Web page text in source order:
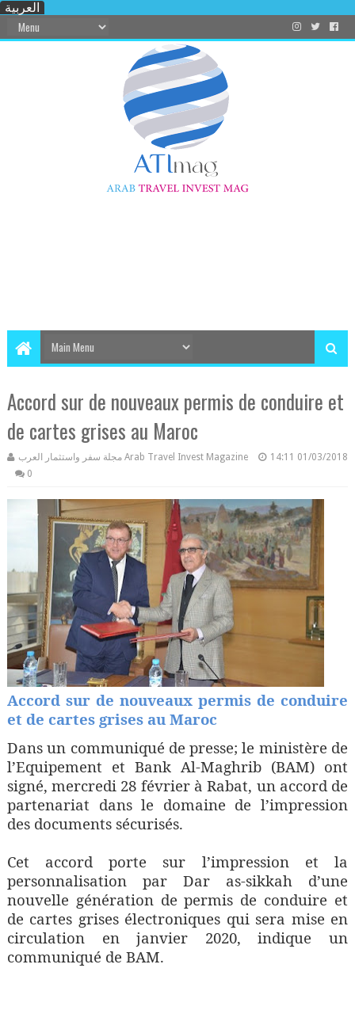
العربية
Accord sur de nouveaux permis de conduire et
de cartes grises au Maroc
مجلة سفر واستثمار العرب Arab Travel Invest Magazine 14:11 01/03/2018
0
Accord sur de nouveaux permis de conduire
et de cartes grises au Maroc
Dans un communiqué de presse; le ministère de
l’Equipement et Bank Al-Maghrib (BAM) ont
signé, mercredi 28 février à Rabat, un accord de
partenariat dans le domaine de l’impression
des documents sécurisés.
Cet accord porte sur l’impression et la
personnalisation par Dar as-sikkah d’une
nouvelle génération de permis de conduire et
de cartes grises électroniques qui sera mise en
circulation en janvier 2020, indique un
communiqué de BAM.